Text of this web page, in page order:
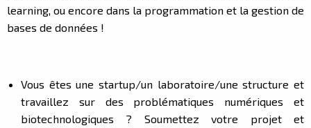
learning, ou encore dans la programmation et la gestion de
bases de données !
Vous êtes une startup/un laboratoire/une structure et
travaillez sur des problématiques numériques et
biotechnologiques ? Soumettez votre projet et